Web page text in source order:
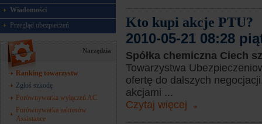
Wiadomości
Przegląd ubezpieczeń
Narzędzia
Ranking towarzystw
Zgłoś szkodę
Porównywarka wyłączeń AC
Porównywarka zakresów
Assistance
Kto kupi akcje PTU?
2010-05-21 08:28
Spółka chemiczna Ciech
Towarzystwa
ofertę do dalszych
akcjami ...
Czytaj więcej